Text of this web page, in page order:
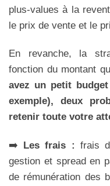
plus-values à la
le prix de vente et le
En revanche, la
fonction du montant
avez un petit
exemple), deux
retenir toute votre
➡️ Les frais : frais
gestion et spread en
de rémunération des